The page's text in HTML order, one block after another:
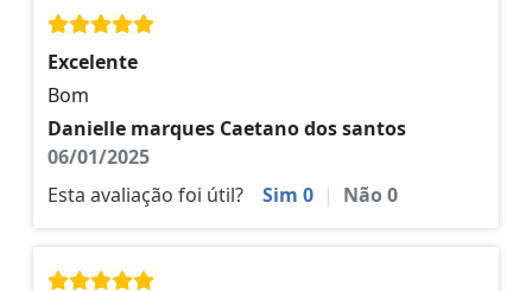
Excelente
Bom
Danielle marques Caetano dos santos
06/01/2025
Esta avaliação foi útil?
Sim 0 | Não0